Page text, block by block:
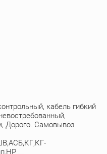
кабель гибкий
Дорого. Самовывоз
...